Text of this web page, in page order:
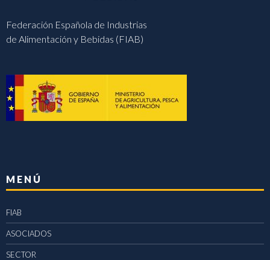
Federación Española de Industrias
de Alimentación y Bebidas (FIAB)
MENÚ
FIAB
ASOCIADOS
SECTOR